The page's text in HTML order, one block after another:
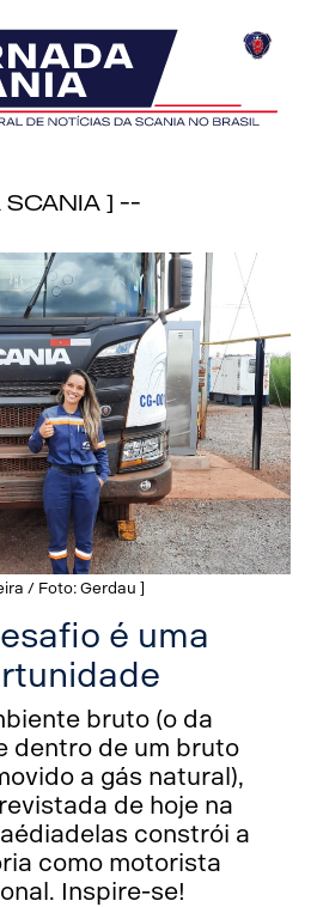
] --
/ Foto: Gerdau ]
é uma
bruto (o da
dentro de um bruto
a gás natural),
de hoje na
constrói a
como motorista
Inspire-se!